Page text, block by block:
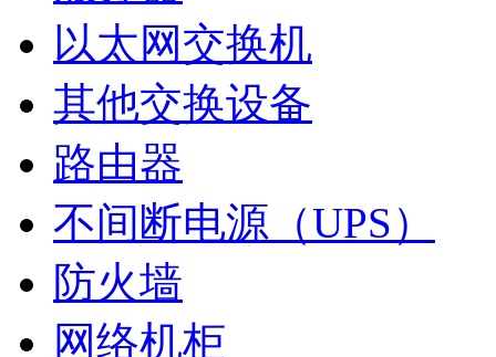
以太网交换机
其他交换设备
路由器
不间断电源（UPS）
防火墙
网络机柜